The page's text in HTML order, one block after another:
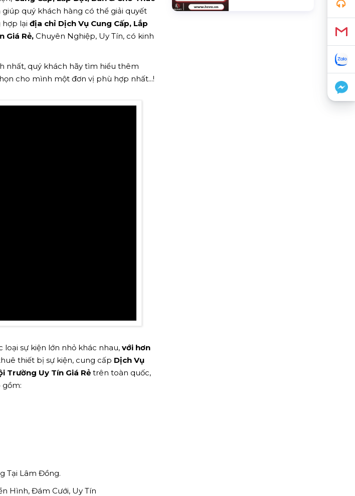
quý khách hàng có thể giải quyết
hợp lại địa chỉ Dịch Vụ Cung Cấp, Lắp
Giá Rẻ, Chuyên Nghiệp, Uy Tín, có kinh
nhất, quý khách hãy tìm hiểu thêm
cho mình một đơn vị phù hợp nhất...!
sự kiện lớn nhỏ khác nhau, với hơn
thiết bị sự kiện, cung cấp Dịch Vụ
Trường Uy Tín Giá Rẻ trên toàn quốc,
gồm:
Tại Lâm Đồng.
Hình, Đám Cưới, Uy Tín